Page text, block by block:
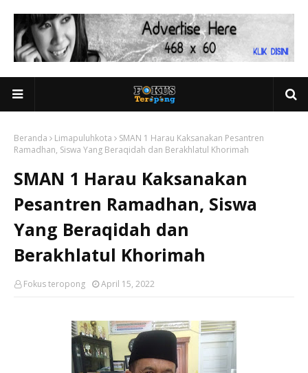
Beranda Limapuluhkota
SMAN 1 Harau Kaksanakan Pesantren
Ramadhan, Siswa Yang Beraqidah dan Berakhlatul Khorimah
SMAN 1 Harau Kaksanakan
Pesantren Ramadhan, Siswa
Yang Beraqidah dan
Berakhlatul Khorimah
Fokus teropong April 15, 2022